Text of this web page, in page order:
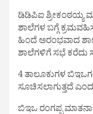
ಡಿಡಿಪಿಐ ಶ್ರೀಕಂಠಯ್ಯ
ಶಾಲೆಗಳ ಬಗ್ಗೆ
ಹಿಂದೆ ಅರಂಭವಾದ
ಶಾಲೆಗಳಿಗೆ ಸಭೆ ಕರೆದು
4 ತಾಲೂಕುಗಳ
ಸೂಚಿಸಲಾಗುತ್ತದೆ
ಬಿಇಒ ರಂಗಪ್ಪ